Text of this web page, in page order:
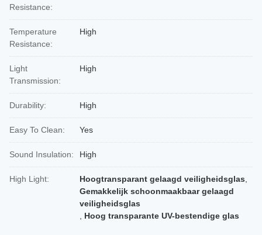
Resistance:
Temperature
Resistance:
High
Light
Transmission:
High
Durability: High
Easy To Clean: Yes
Sound Insulation: High
High Light: Hoogtransparant gelaagd veiligheidsglas
Gemakkelijk schoonmaakbaar gelaagd
veiligheidsglas
Hoog transparante UV-bestendige glas